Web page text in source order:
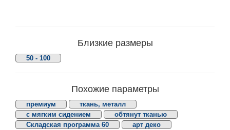
Близкие размеры
50 - 100
Похожие параметры
премиум
ткань, металл
с мягким сидением
обтянут тканью
Складская программа 60
арт деко